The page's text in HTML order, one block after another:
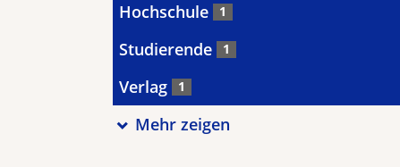
Hochschule 1
Studierende 1
Verlag 1
Mehr zeigen